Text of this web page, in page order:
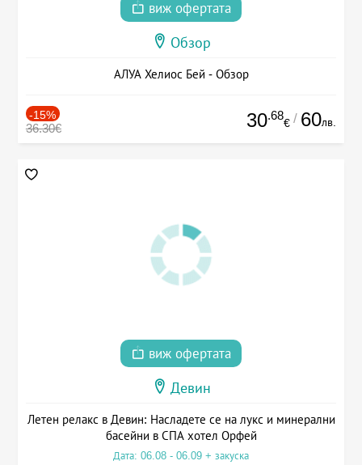
виж офертата
Обзор
АЛУА Хелиос Бей - Обзор
-15%
36.30€ 30.68
€ / 60лв.
виж офертата
Девин
Летен релакс в Девин: Насладете се на лукс и минерални
басейни в СПА хотел Орфей
Дата: 06.08 - 06.09 + закуска